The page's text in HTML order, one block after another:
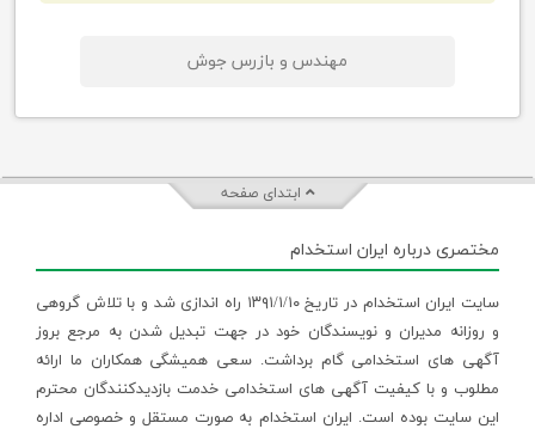
مهندس و بازرس جوش
ابتدای صفحه
مختصری درباره ایران استخدام
سایت ایران استخدام در تاریخ ۱۳۹۱/۱/۱۰ راه اندازی شد و با تلاش گروهی
و روزانه مدیران و نویسندگان خود در جهت تبدیل شدن به مرجع بروز
آگهی های استخدامی گام برداشت. سعی همیشگی همکاران ما ارائه
مطلوب و با کیفیت آگهی های استخدامی خدمت بازدیدکنندگان محترم
این سایت بوده است. ایران استخدام به صورت مستقل و خصوصی اداره